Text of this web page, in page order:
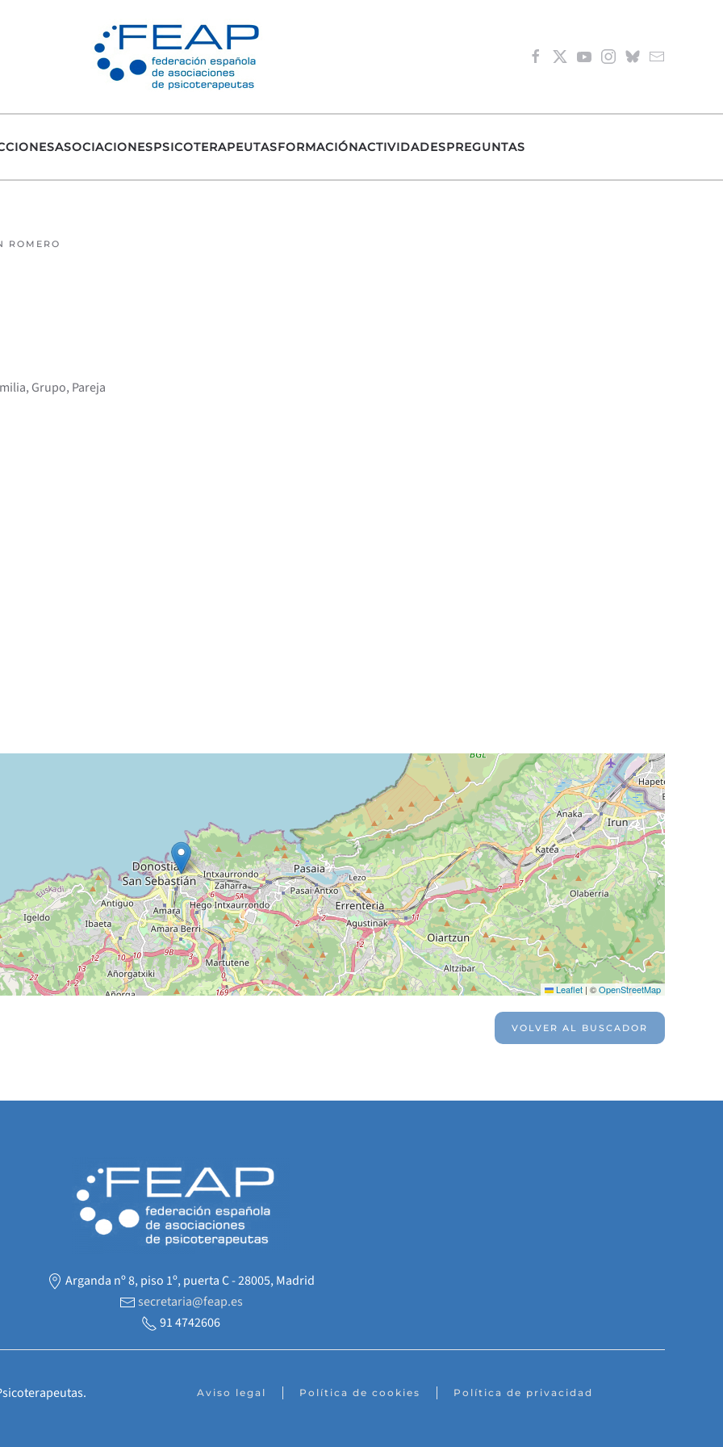
ASOCIACIONESPSICOTERAPEUTASFORMACIÓNACTIVIDADESPREGUNTAS
ROMERO
Grupo, Pareja
Leaflet | ©OpenStreetMap
VOLVER AL BUSCADOR
Arganda nº 8, piso 1º, puerta C - 28005, Madrid
secretaria@feap.es
91 4742606
Aviso legal Política de cookies Política de privacidad